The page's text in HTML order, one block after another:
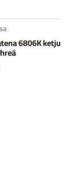
6806K